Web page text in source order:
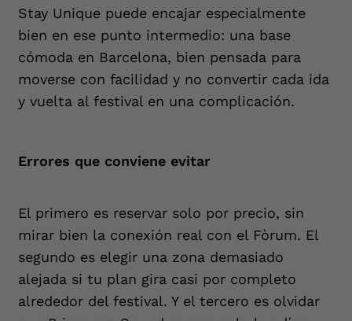
Stay Unique puede encajar especialmente
bien en ese punto intermedio: una base
cómoda en Barcelona, bien pensada para
moverse con facilidad y no convertir cada ida
y vuelta al festival en una complicación.
Errores que conviene evitar
El primero es reservar solo por precio, sin
mirar bien la conexión real con el Fòrum. El
segundo es elegir una zona demasiado
alejada si tu plan gira casi por completo
alrededor del festival. Y el tercero es olvidar